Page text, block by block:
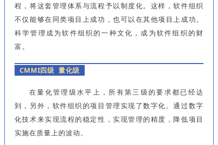
程，将这套管理体系与流程予以制度化。这样，软件组织
不仅能够在同类项目上成功，也可以在其他项目上成功。
科学管理成为软件组织的一种文化，成为软件组织的财
富。
CMMI四级 量化级
在量化管理级水平上，所有第三级的要求都已经达
到，另外，软件组织的项目管理实现了数字化。通过数字
化技术来实现流程的稳定性，实现管理的精度，降低项目
实施在质量上的波动。